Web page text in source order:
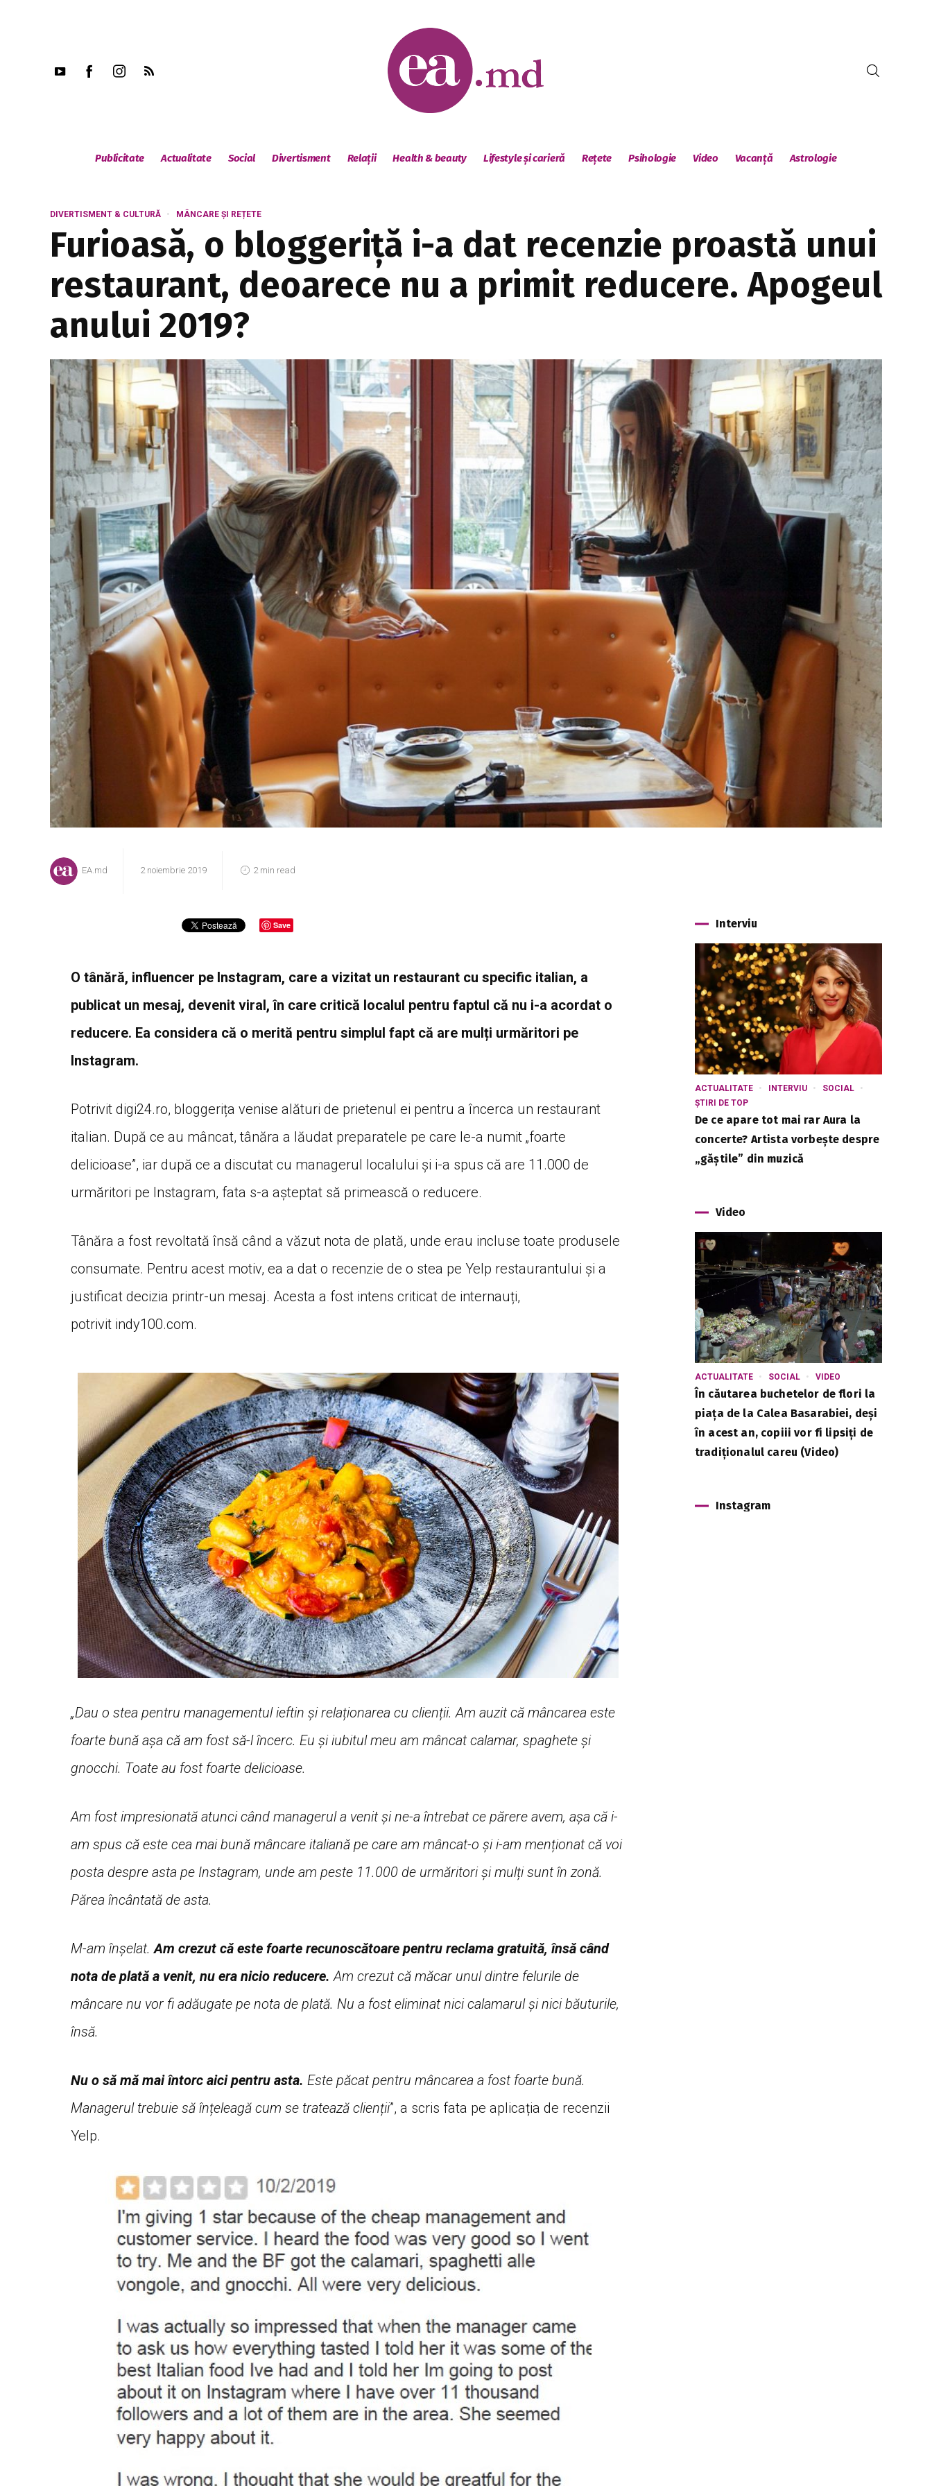
Publicitate Actualitate Social Divertisment Relații Health & beauty Lifestyle și carieră Rețete Psihologie Video Vacanță Astrologie
DIVERTISMENT & CULTURĂ MÂNCARE ȘI REȚETE
Furioasă, o bloggeriță i-a dat recenzie proastă unui
restaurant, deoarece nu a primit reducere. Apogeul
anului 2019?
EA.md 2 noiembrie 2019 2 min read
Save
O tânără, influencer pe Instagram, care a vizitat un restaurant cu specific italian, a
publicat un mesaj, devenit viral, în care critică localul pentru faptul că nu i-a acordat o
reducere. Ea considera că o merită pentru simplul fapt că are mulți urmăritori pe
Instagram.
Potrivit digi24.ro, bloggerița venise alături de prietenul ei pentru a încerca un restaurant
italian. După ce au mâncat, tânăra a lăudat preparatele pe care le-a numit „foarte
delicioase”, iar după ce a discutat cu managerul localului și i-a spus că are 11.000 de
urmăritori pe Instagram, fata s-a așteptat să primească o reducere.
Tânăra a fost revoltată însă când a văzut nota de plată, unde erau incluse toate produsele
consumate. Pentru acest motiv, ea a dat o recenzie de o stea pe Yelp restaurantului și a
justificat decizia printr-un mesaj. Acesta a fost intens criticat de internauți,
potrivit indy100.com.
„Dau o stea pentru managementul ieftin și relaționarea cu clienții. Am auzit că mâncarea este
foarte bună așa că am fost să-l încerc. Eu și iubitul meu am mâncat calamar, spaghete și
gnocchi. Toate au fost foarte delicioase.
Am fost impresionată atunci când managerul a venit și ne-a întrebat ce părere avem, așa că i-
am spus că este cea mai bună mâncare italiană pe care am mâncat-o și i-am menționat că voi
posta despre asta pe Instagram, unde am peste 11.000 de urmăritori și mulți sunt în zonă.
Părea încântată de asta.
M-am înșelat.Am crezut că este foarte recunoscătoare pentru reclama gratuită, însă când
nota de plată a venit, nu era nicio reducere. Am crezut că măcar unul dintre felurile de
mâncare nu vor fi adăugate pe nota de plată. Nu a fost eliminat nici calamarul și nici băuturile,
însă.
Nu o să mă mai întorc aici pentru asta. Este păcat pentru mâncarea a fost foarte bună.
Managerul trebuie să înțeleagă cum se tratează clienții”, a scris fata pe aplicația de recenzii
Yelp.
Interviu
ACTUALITATE INTERVIU
SOCIAL
ȘTIRI DE TOP
De ce apare tot mai rar Aura la
concerte? Artista vorbește despre
„găștile” din muzică
Video
ACTUALITATE SOCIAL VIDEO
În căutarea buchetelor de flori la
piața de la Calea Basarabiei, deși
în acest an, copiii vor fi lipsiți de
tradiționalul careu (Video)
Instagram